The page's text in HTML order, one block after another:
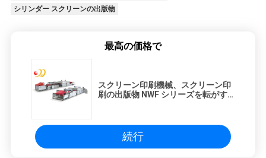
PRIVACY
シリンダー スクリーンの出版物
最高の価格で
スクリーン印刷機械、スクリーン印
刷の出版物 NWF シリーズを転がす
続行